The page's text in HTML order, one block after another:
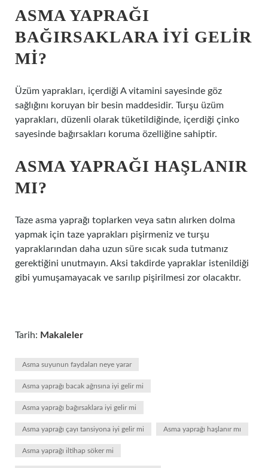
ASMA YAPRAĞI
BAĞIRSAKLARA IYI GELIR
MI?
Üzüm yaprakları, içerdiği A vitamini sayesinde göz
sağlığını koruyan bir besin maddesidir. Turşu üzüm
yaprakları, düzenli olarak tüketildiğinde, içerdiği çinko
sayesinde bağırsakları koruma özelliğine sahiptir.
ASMA YAPRAĞI HAŞLANIR
MI?
Taze asma yaprağı toplarken veya satın alırken dolma
yapmak için taze yaprakları pişirmeniz ve turşu
yapraklarından daha uzun süre sıcak suda tutmanız
gerektiğini unutmayın. Aksi takdirde yapraklar istenildiği
gibi yumuşamayacak ve sarılıp pişirilmesi zor olacaktır.
Tarih: Makaleler
Asma suyunun faydaları neye yarar
Asma yaprağı bacak ağrısına iyi gelir mi
Asma yaprağı bağırsaklara iyi gelir mi
Asma yaprağı çayı tansiyona iyi gelir mi Asma yaprağı haşlanır mı
Asma yaprağı iltihap söker mi